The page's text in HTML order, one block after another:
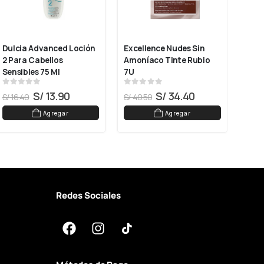
Dulcia Advanced Loción
2 Para Cabellos
Sensibles 75 Ml
S/16.40 S/13.90
Agregar
Excellence Nudes Sin
Amoníaco Tinte Rubio
7U
S/40.50 S/34.40
Agregar
Redes Sociales